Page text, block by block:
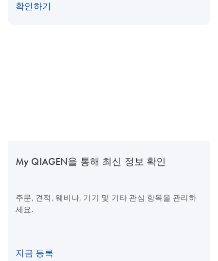
확인하기
My QIAGEN을 통해 최신 정보 확인
주문, 견적, 웨비나, 기기 및 기타 관심 항목을 관리하
세요.
지금 등록